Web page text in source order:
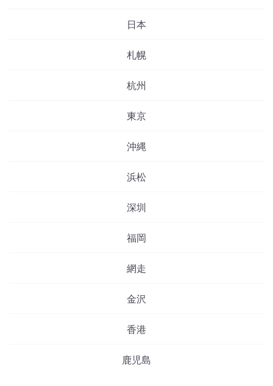
日本
札幌
杭州
東京
沖縄
浜松
深圳
福岡
網走
金沢
香港
鹿児島